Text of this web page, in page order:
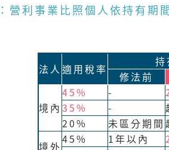
營利事業比照個人依持有期
法人 適用稅率
持
修法前
境內
45% -
35%
-
20%
未區分期間
境外
45% 1年以內